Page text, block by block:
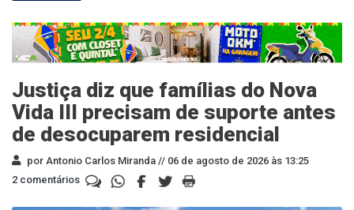
Justiça diz que famílias do Nova
Vida III precisam de suporte antes
de desocuparem residencial
por Antonio Carlos Miranda // 06 de agosto de 2026 às 13:25
2 comentários